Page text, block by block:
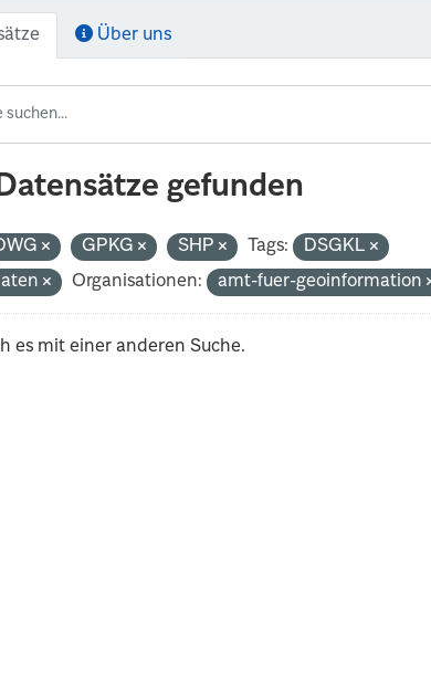
Über uns
gefunden
GPKG SHP Tags:
DSGKL
Organisationen: amt-fuer-geoinformation
es mit einer anderen Suche.